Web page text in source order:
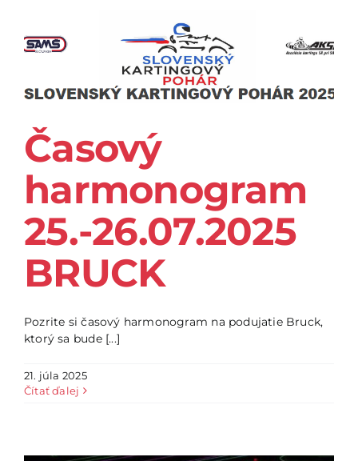
Časový
harmonogram
25.-26.07.2025
BRUCK
Pozrite si časový harmonogram na podujatie Bruck,
ktorý sa bude [...]
21. júla 2025
Čítať ďalej